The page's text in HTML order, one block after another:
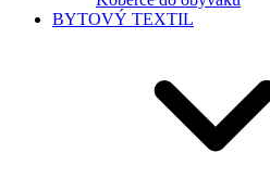
BYTOVÝ TEXTIL